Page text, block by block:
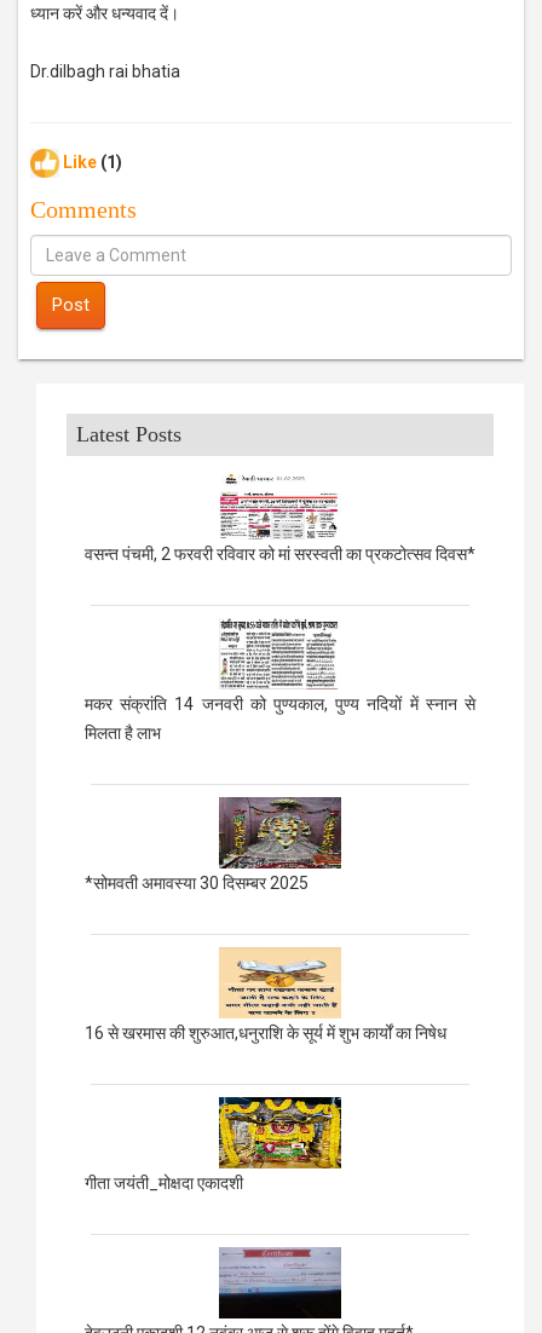
ध्यान करें और धन्यवाद दें।
Dr.dilbagh rai bhatia
Like (1)
Comments
Post
Latest Posts
वसन्त पंचमी, 2 फरवरी रविवार को मां सरस्वती का प्रकटोत्सव दिवस*
मकर संक्रांति 14 जनवरी को पुण्यकाल, पुण्य नदियों में स्नान से
मिलता है लाभ
*सोमवती अमावस्या 30 दिसम्बर 2025
16 से खरमास की शुरुआत,धनुराशि के सूर्य में शुभ कार्यों का निषेध
गीता जयंती_मोक्षदा एकादशी